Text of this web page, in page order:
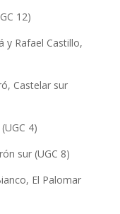
12)
y Rafael Castillo,
Castelar sur
4)
sur (UGC 8)
El Palomar